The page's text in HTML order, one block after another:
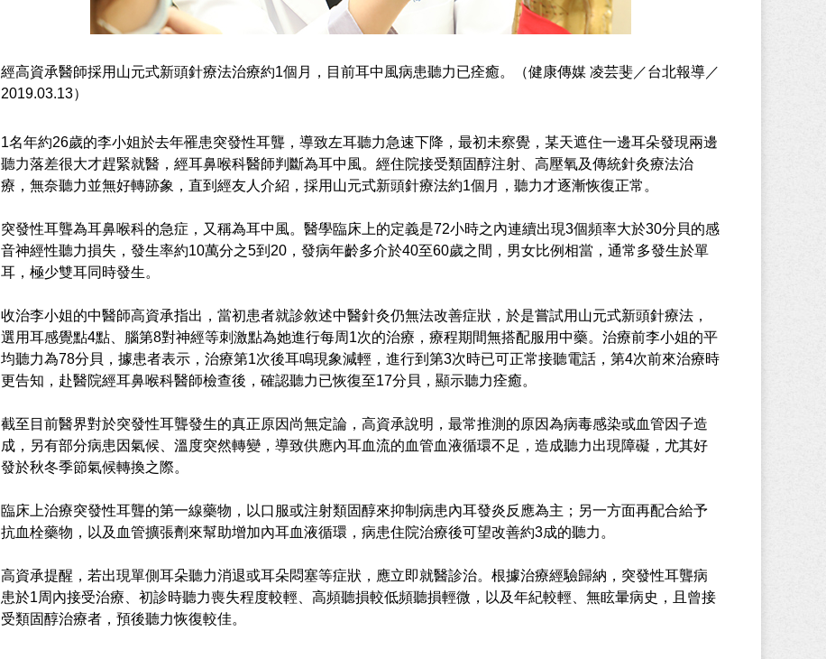
經高資承醫師採用山元式新頭針療法治療約1個月，目前耳中風病患聽力已痊癒。（健康傳媒 凌芸斐／台北報導／
2019.03.13）
1名年約26歲的李小姐於去年罹患突發性耳聾，導致左耳聽力急速下降，最初未察覺，某天遮住一邊耳朵發現兩邊
聽力落差很大才趕緊就醫，經耳鼻喉科醫師判斷為耳中風。經住院接受類固醇注射、高壓氧及傳統針灸療法治
療，無奈聽力並無好轉跡象，直到經友人介紹，採用山元式新頭針療法約1個月，聽力才逐漸恢復正常。
突發性耳聾為耳鼻喉科的急症，又稱為耳中風。醫學臨床上的定義是72小時之內連續出現3個頻率大於30分貝的感
音神經性聽力損失，發生率約10萬分之5到20，發病年齡多介於40至60歲之間，男女比例相當，通常多發生於單
耳，極少雙耳同時發生。
收治李小姐的中醫師高資承指出，當初患者就診敘述中醫針灸仍無法改善症狀，於是嘗試用山元式新頭針療法，
選用耳感覺點4點、腦第8對神經等刺激點為她進行每周1次的治療，療程期間無搭配服用中藥。治療前李小姐的平
均聽力為78分貝，據患者表示，治療第1次後耳鳴現象減輕，進行到第3次時已可正常接聽電話，第4次前來治療時
更告知，赴醫院經耳鼻喉科醫師檢查後，確認聽力已恢復至17分貝，顯示聽力痊癒。
截至目前醫界對於突發性耳聾發生的真正原因尚無定論，高資承說明，最常推測的原因為病毒感染或血管因子造
成，另有部分病患因氣候、溫度突然轉變，導致供應內耳血流的血管血液循環不足，造成聽力出現障礙，尤其好
發於秋冬季節氣候轉換之際。
臨床上治療突發性耳聾的第一線藥物，以口服或注射類固醇來抑制病患內耳發炎反應為主；另一方面再配合給予
抗血栓藥物，以及血管擴張劑來幫助增加內耳血液循環，病患住院治療後可望改善約3成的聽力。
高資承提醒，若出現單側耳朵聽力消退或耳朵悶塞等症狀，應立即就醫診治。根據治療經驗歸納，突發性耳聾病
患於1周內接受治療、初診時聽力喪失程度較輕、高頻聽損較低頻聽損輕微，以及年紀較輕、無眩暈病史，且曾接
受類固醇治療者，預後聽力恢復較佳。